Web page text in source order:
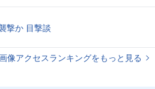
撃か 目撃談
像アクセスランキングをもっと見る